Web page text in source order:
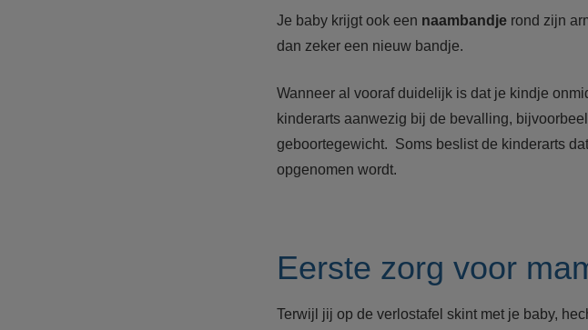
Je baby krijgt ook een naambandje rond zijn
dan zeker een nieuw bandje.
Wanneer al vooraf duidelijk is dat je kindje
kinderarts aanwezig bij de bevalling,
geboortegewicht. Soms beslist de kinderarts
opgenomen wordt.
Eerste zorg voor
Terwijl jij op de verlostafel skint met je baby,